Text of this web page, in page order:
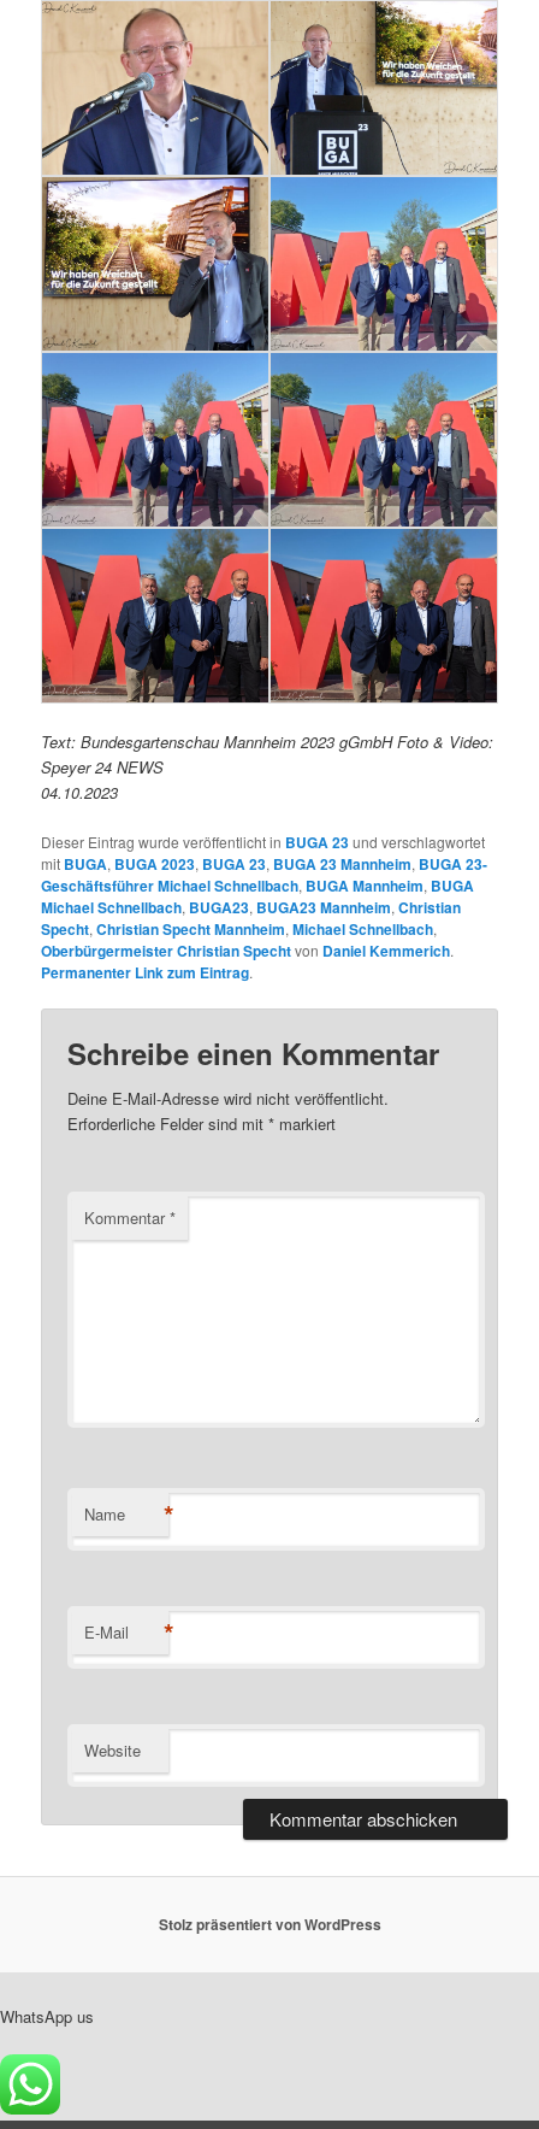
Text: Bundesgartenschau Mannheim 2023 gGmbH Foto & Video:
Speyer 24 NEWS
04.10.2023
Dieser Eintrag wurde veröffentlicht in BUGA 23und verschlagwortet
mit BUGA, BUGA 2023, BUGA 23, BUGA 23 Mannheim, BUGA 23-
Geschäftsführer Michael Schnellbach, BUGA Mannheim, BUGA
Michael Schnellbach, BUGA23, BUGA23 Mannheim,Christian
Specht,Christian Specht Mannheim,Michael Schnellbach,
Oberbürgermeister Christian Spechtvon Daniel Kemmerich.
Permanenter Link zum Eintrag.
Schreibe einen Kommentar
Deine E-Mail-Adresse wird nicht veröffentlicht.
Erforderliche Felder sind mit* markiert
Kommentar*
Name *
E-Mail *
Website
Stolz präsentiert von WordPress
WhatsApp us